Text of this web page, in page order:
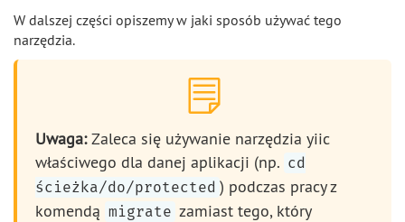
W dalszej części opiszemy w jaki sposób używać tego
narzędzia.
Uwaga:Zaleca się używanie narzędzia yiic
właściwego dla danej aplikacji (np. cd
ścieżka/do/protected ) podczas pracy z
komendą migrate zamiast tego, który